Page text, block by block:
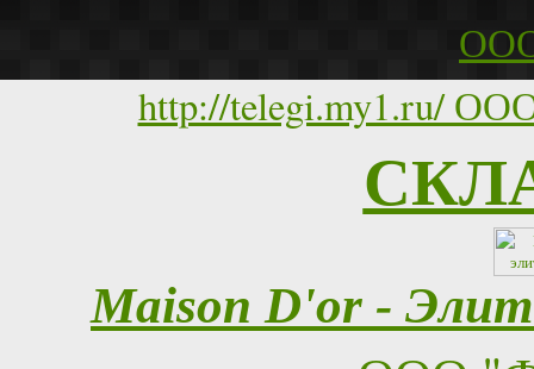
http://telegi.my1.ru/
Maison D'or -